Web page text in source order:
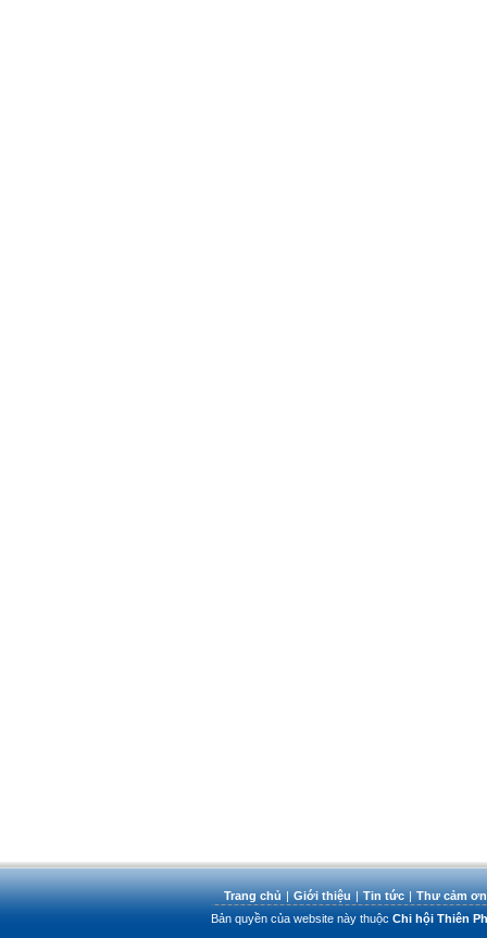
Trang chủ | Giới thiệu | Tin tức | Thư cảm ơn
Bản quyền của website này thuộcChi hội Thiên